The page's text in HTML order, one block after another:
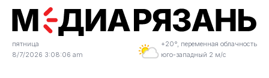
пятница
8/7/2026 3:08:06 am
+20°, переменная облачность
юго-западный 2 м/с